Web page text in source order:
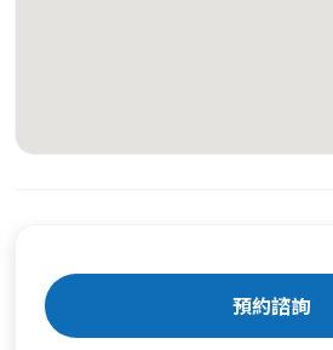
預約諮詢